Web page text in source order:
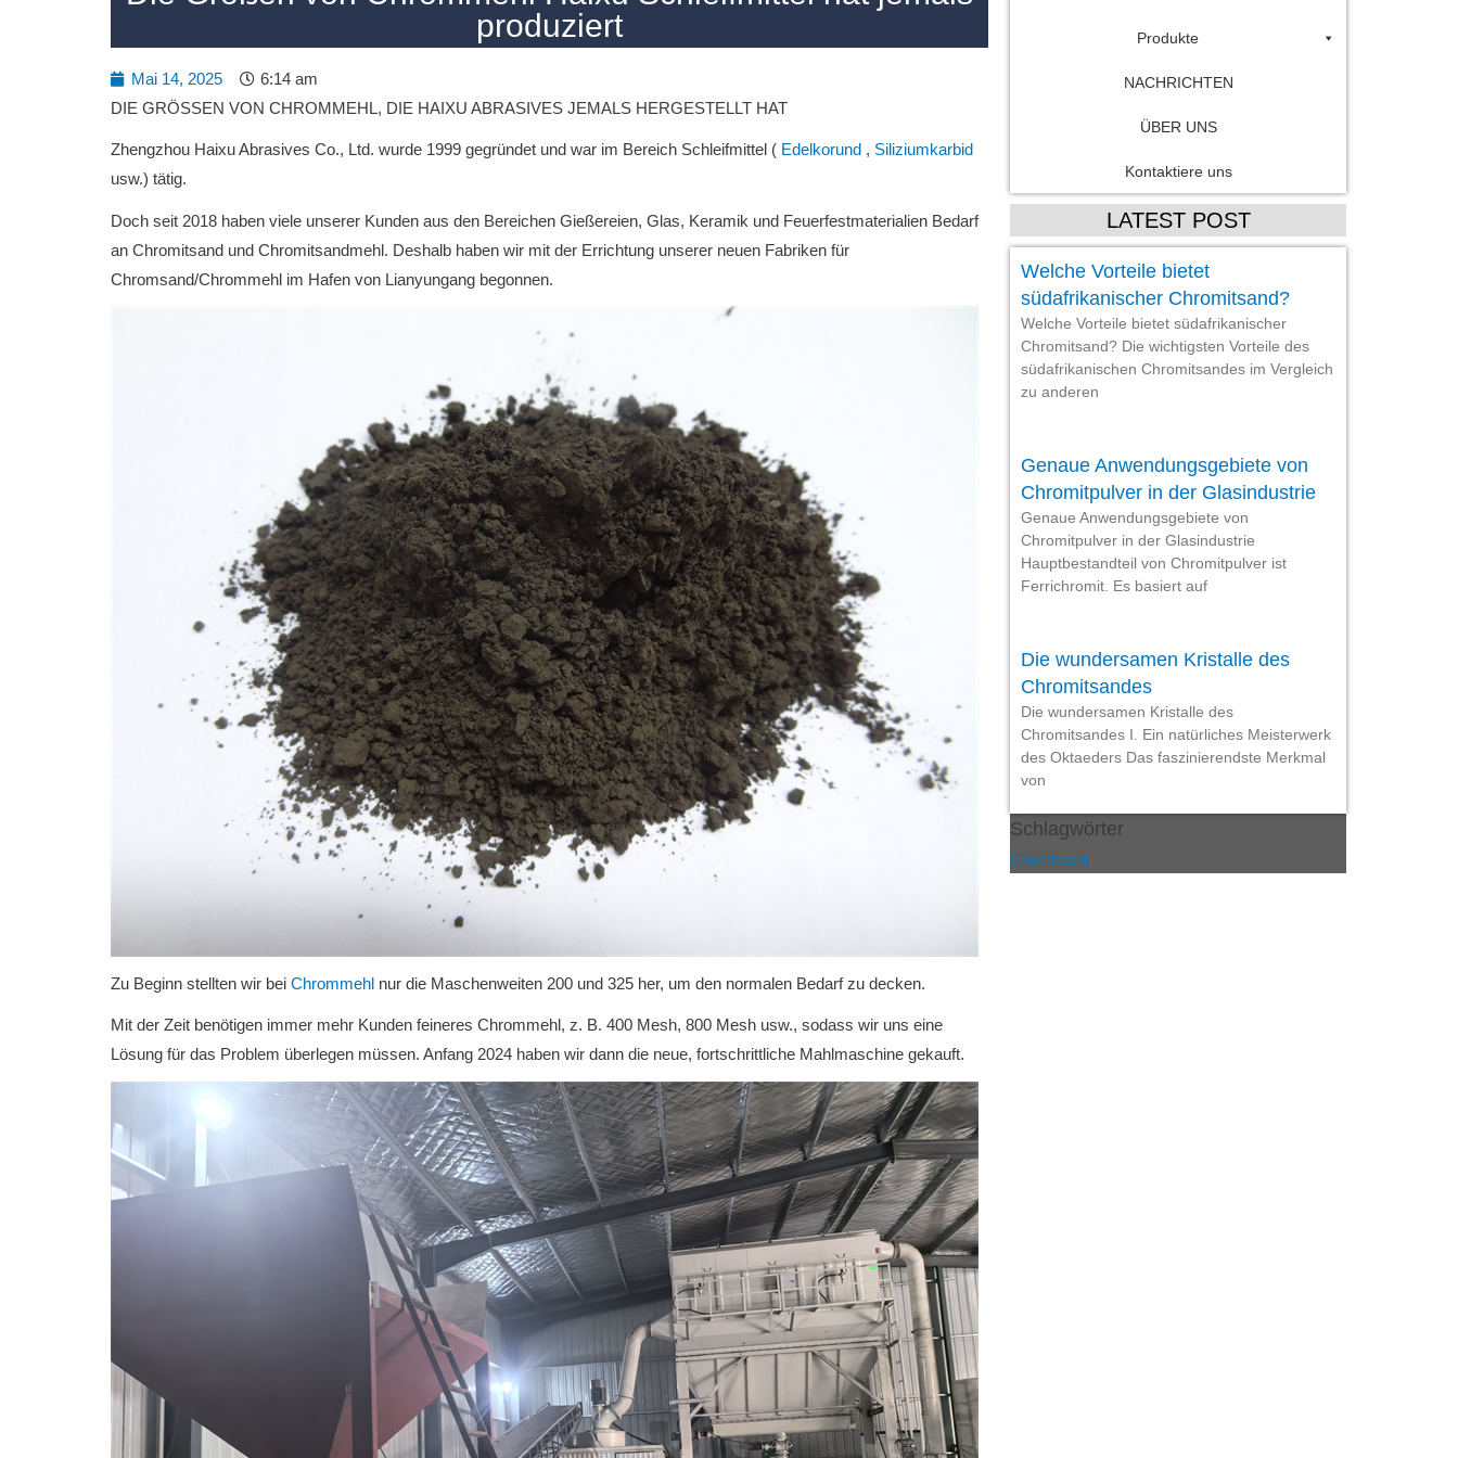
produziert
Mai 14, 2025
6:14 am
DIE GRÖSSEN VON CHROMMEHL, DIE HAIXU ABRASIVES JEMALS HERGESTELLT HAT
Zhengzhou Haixu Abrasives Co., Ltd. wurde 1999 gegründet und war im Bereich Schleifmittel ( Edelkorund , Siliziumkarbid
usw.) tätig.
Doch seit 2018 haben viele unserer Kunden aus den Bereichen Gießereien, Glas, Keramik und Feuerfestmaterialien Bedarf
an Chromitsand und Chromitsandmehl. Deshalb haben wir mit der Errichtung unserer neuen Fabriken für
Chromsand/Chrommehl im Hafen von Lianyungang begonnen.
Zu Beginn stellten wir bei Chrommehl nur die Maschenweiten 200 und 325 her, um den normalen Bedarf zu decken.
Mit der Zeit benötigen immer mehr Kunden feineres Chrommehl, z. B. 400 Mesh, 800 Mesh usw., sodass wir uns eine
Lösung für das Problem überlegen müssen. Anfang 2024 haben wir dann die neue, fortschrittliche Mahlmaschine gekauft.
Produkte
NACHRICHTEN
ÜBER UNS
Kontaktiere uns
LATEST POST
Welche Vorteile bietet
südafrikanischer Chromitsand?
Welche Vorteile bietet südafrikanischer
Chromitsand? Die wichtigsten Vorteile des
südafrikanischen Chromitsandes im Vergleich
zu anderen
Genaue Anwendungsgebiete von
Chromitpulver in der Glasindustrie
Genaue Anwendungsgebiete von
Chromitpulver in der Glasindustrie
Hauptbestandteil von Chromitpulver ist
Ferrichromit. Es basiert auf
Die wundersamen Kristalle des
Chromitsandes
Die wundersamen Kristalle des
Chromitsandes I. Ein natürliches Meisterwerk
des Oktaeders Das faszinierendste Merkmal
von
Schlagwörter
Chromitsand